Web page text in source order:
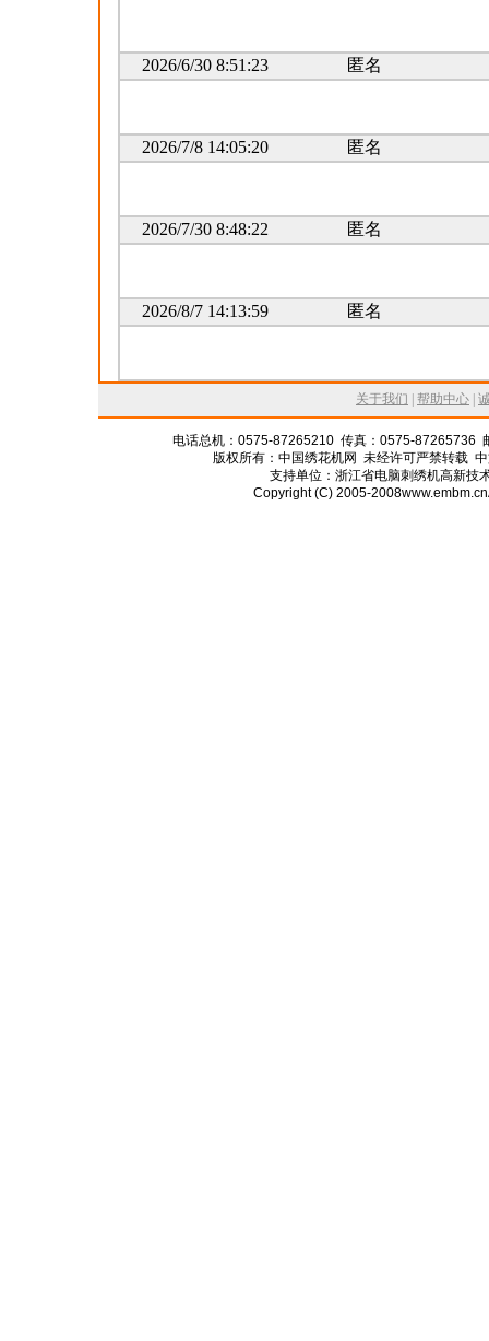
2026/6/30 8:51:23 匿名
2026/7/8 14:05:20 匿名
2026/7/30 8:48:22 匿名
2026/8/7 14:13:59 匿名
关于我们 帮助中心
电话总机：0575-87265210 传真：0575-87265736
版权所有：中国绣花机网 未经许可严禁转载
支持单位：浙江省电脑刺绣机高新技
Copyright (C) 2005-